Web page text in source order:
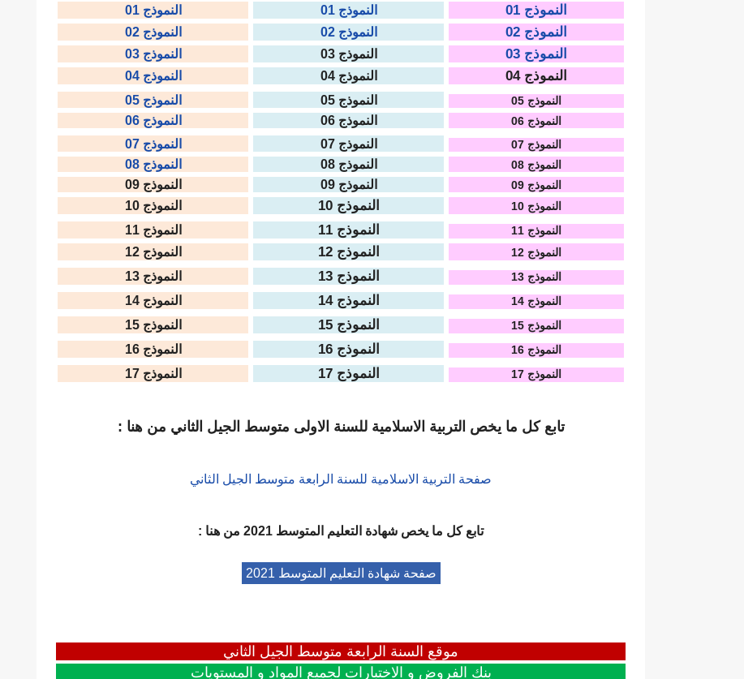
النموذج 01 النموذج 01 النموذج 01
النموذج 02 النموذج 02 النموذج 02
النموذج 03 النموذج 03 النموذج 03
النموذج 04 النموذج 04 النموذج 04
النموذج 05 النموذج 05 النموذج 05
النموذج 06 النموذج 06 النموذج 06
النموذج 07 النموذج 07 النموذج 07
النموذج 08 النموذج 08 النموذج 08
النموذج 09 النموذج 09 النموذج 09
النموذج 10 النموذج 10 النموذج 10
النموذج 11 النموذج 11 النموذج 11
النموذج 12 النموذج 12 النموذج 12
النموذج 13 النموذج 13 النموذج 13
النموذج 14 النموذج 14 النموذج 14
النموذج 15 النموذج 15 النموذج 15
النموذج 16 النموذج 16 النموذج 16
النموذج 17 النموذج 17 النموذج 17
تابع كل ما يخص التربية الاسلامية للسنة الاولى متوسط الجيل الثاني من هنا :
صفحة التربية الاسلامية للسنة الرابعة متوسط الجيل الثاني
تابع كل ما يخص شهادة التعليم المتوسط 2021 من هنا :
صفحة شهادة التعليم المتوسط 2021
موقع السنة الرابعة متوسط الجيل الثاني
بنك الفروض و الاختبارات لجميع المواد و المستويات